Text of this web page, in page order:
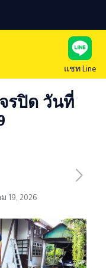
แชท Line
รปิด วันที่
19, 2026